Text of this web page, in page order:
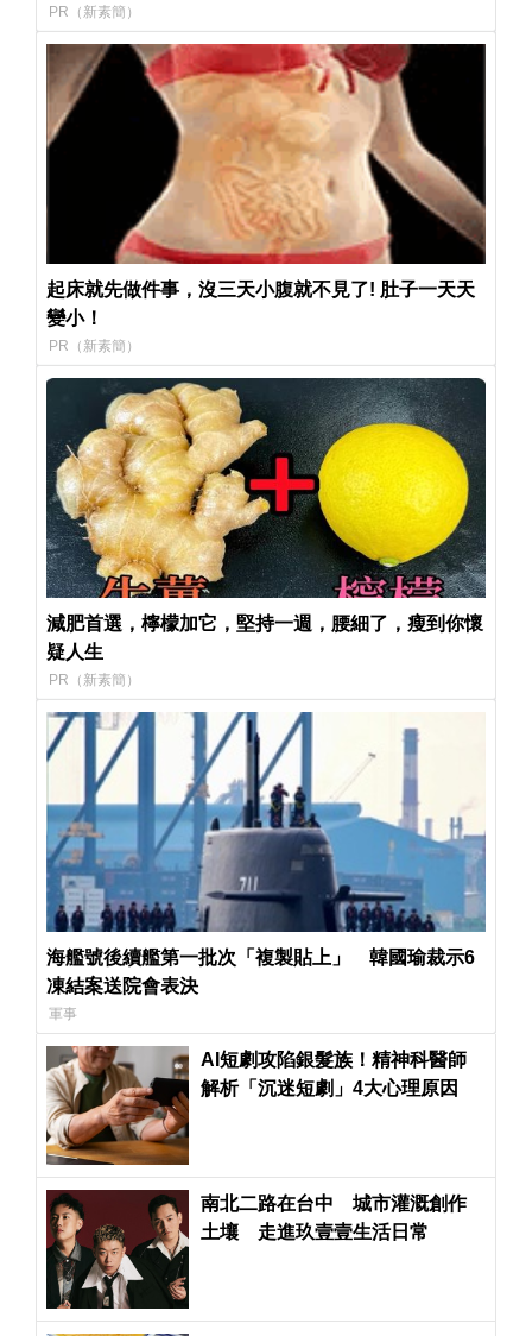
PR（新素簡）
起床就先做件事，沒三天小腹就不見了! 肚子一天天
變小！
PR（新素簡）
減肥首選，檸檬加它，堅持一週，腰細了，瘦到你懷
疑人生
PR（新素簡）
海艦號後續艦第一批次「複製貼上」 韓國瑜裁示6
凍結案送院會表決
軍事
AI短劇攻陷銀髮族！精神科醫師
解析「沉迷短劇」4大心理原因
南北二路在台中 城市灌溉創作
土壤 走進玖壹壹生活日常